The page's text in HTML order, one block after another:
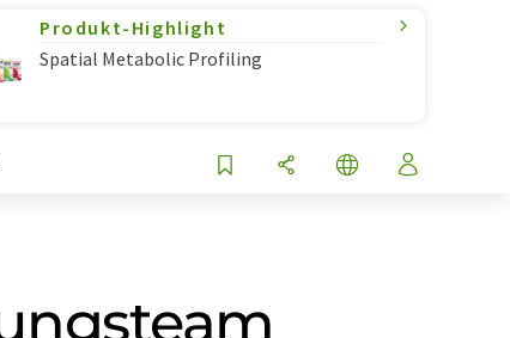
Produkt-Highlight
Spatial Metabolic Profiling